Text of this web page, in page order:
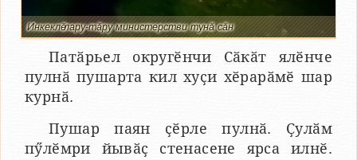
Инкеклӗ лару-тӑру министерстви тунӑ сӑн
Патӑрьел округӗнчи Сӑкӑт ялӗнче
пулнӑ пушарта кил хуҫи хӗрарӑмӗ шар
курнӑ.
Пушар паян ҫӗрле пулнӑ. Ҫулӑм
пӳлӗмри йывӑҫ стенасене ярса илнӗ.